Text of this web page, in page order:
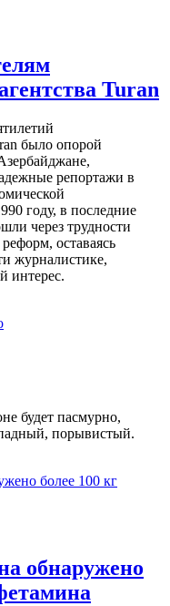
Turan
было опорой
репортажи в
году, в последние
через трудности
оставаясь
журналистике,
интерес.
будет пасмурно,
порывистый.
обнаружено